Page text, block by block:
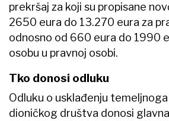
prekršaj za koji su propisane
2650 eura do 13.270 eura za
odnosno od 660 eura do 1990
osobu u pravnoj osobi.
Tko donosi odluku
Odluku o usklađenju
dioničkog društva donosi